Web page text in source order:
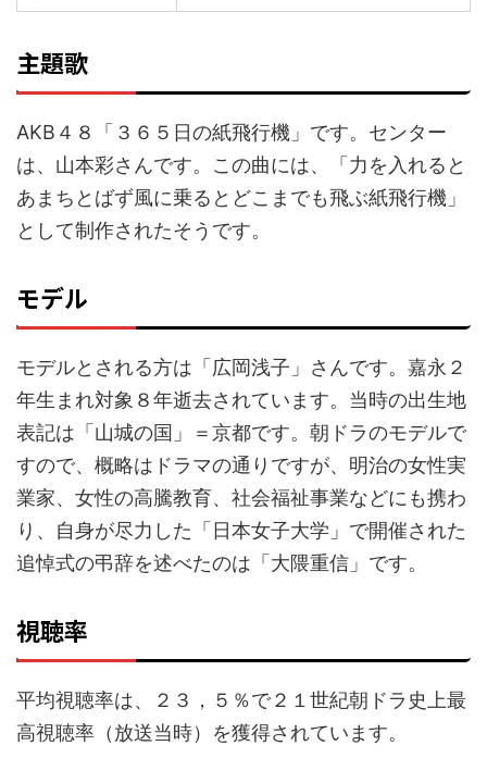
主題歌
AKB４８「３６５日の紙飛行機」です。センター
は、山本彩さんです。この曲には、「力を入れると
あまちとばず風に乗るとどこまでも飛ぶ紙飛行機」
として制作されたそうです。
モデル
モデルとされる方は「広岡浅子」さんです。嘉永２
年生まれ対象８年逝去されています。当時の出生地
表記は「山城の国」＝京都です。朝ドラのモデルで
すので、概略はドラマの通りですが、明治の女性実
業家、女性の高騰教育、社会福祉事業などにも携わ
り、自身が尽力した「日本女子大学」で開催された
追悼式の弔辞を述べたのは「大隈重信」です。
視聴率
平均視聴率は、２３，５％で２１世紀朝ドラ史上最
高視聴率（放送当時）を獲得されています。